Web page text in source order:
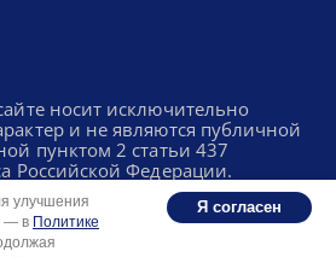
носит исключительно
и не являются публичной
пунктом 2 статьи 437
Российской Федерации.
улучшения
— в Политике
Я согласен